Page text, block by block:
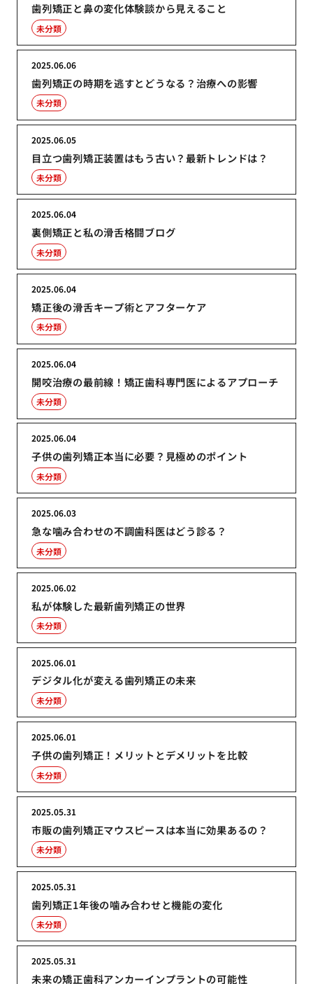
歯列矯正と鼻の変化体験談から見えること
未分類
歯列矯正の時期を逃すとどうなる？治療への影響
2025.06.06
未分類
目立つ歯列矯正装置はもう古い？最新トレンドは？
2025.06.05
未分類
裏側矯正と私の滑舌格闘ブログ
2025.06.04
未分類
矯正後の滑舌キープ術とアフターケア
2025.06.04
未分類
開咬治療の最前線！矯正歯科専門医によるアプローチ
2025.06.04
未分類
子供の歯列矯正本当に必要？見極めのポイント
2025.06.04
未分類
急な噛み合わせの不調歯科医はどう診る？
2025.06.03
未分類
私が体験した最新歯列矯正の世界
2025.06.02
未分類
デジタル化が変える歯列矯正の未来
2025.06.01
未分類
子供の歯列矯正！メリットとデメリットを比較
2025.06.01
未分類
市販の歯列矯正マウスピースは本当に効果あるの？
2025.05.31
未分類
歯列矯正1年後の噛み合わせと機能の変化
2025.05.31
未分類
未来の矯正歯科アンカーインプラントの可能性
2025.05.31